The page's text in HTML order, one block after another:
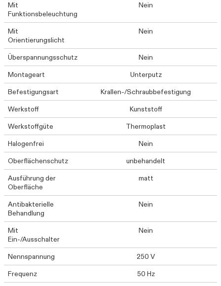
Mit
Funktionsbeleuchtung
Nein
Mit
Orientierungslicht
Nein
Überspannungsschutz
Nein
Montageart
Unterputz
Befestigungsart
Krallen-/Schraubbefestigung
Werkstoff
Kunststoff
Werkstoffgüte
Thermoplast
Halogenfrei
Nein
Oberflächenschutz
unbehandelt
Ausführung der
Oberfläche
matt
Antibakterielle
Behandlung
Nein
Mit
Ein-/Ausschalter
Nein
Nennspannung
250 V
Frequenz
50 Hz